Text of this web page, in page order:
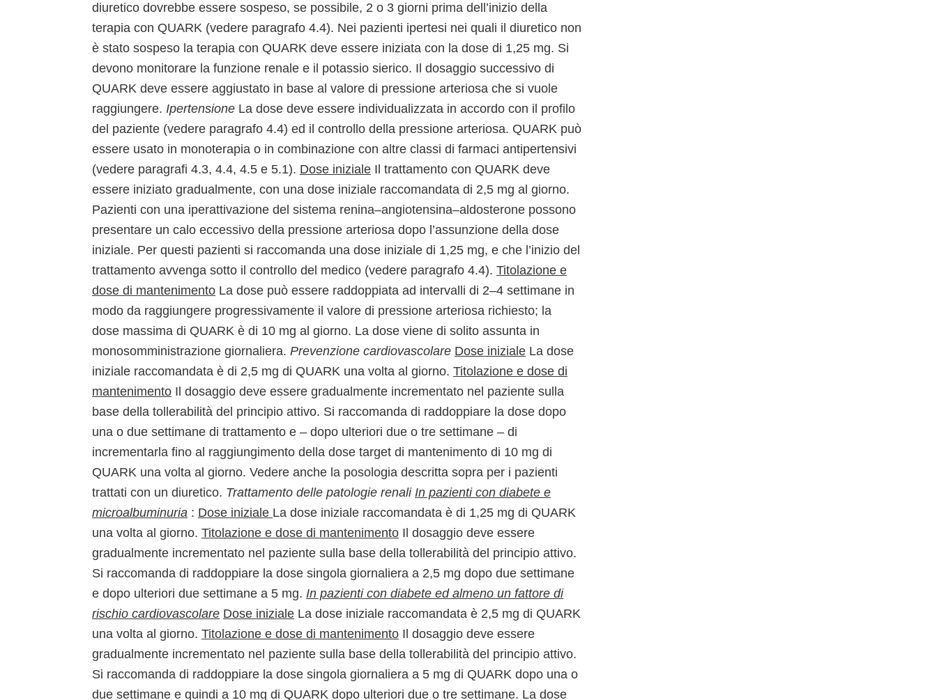
diuretico dovrebbe essere sospeso, se possibile, 2 o 3 giorni prima dell’inizio della
terapia con QUARK (vedere paragrafo 4.4). Nei pazienti ipertesi nei quali il diuretico non
è stato sospeso la terapia con QUARK deve essere iniziata con la dose di 1,25 mg. Si
devono monitorare la funzione renale e il potassio sierico. Il dosaggio successivo di
QUARK deve essere aggiustato in base al valore di pressione arteriosa che si vuole
raggiungere. Ipertensione La dose deve essere individualizzata in accordo con il profilo
del paziente (vedere paragrafo 4.4) ed il controllo della pressione arteriosa. QUARK può
essere usato in monoterapia o in combinazione con altre classi di farmaci antipertensivi
(vedere paragrafi 4.3, 4.4, 4.5 e 5.1). Dose iniziale Il trattamento con QUARK deve
essere iniziato gradualmente, con una dose iniziale raccomandata di 2,5 mg al giorno.
Pazienti con una iperattivazione del sistema renina–angiotensina–aldosterone possono
presentare un calo eccessivo della pressione arteriosa dopo l’assunzione della dose
iniziale. Per questi pazienti si raccomanda una dose iniziale di 1,25 mg, e che l’inizio del
trattamento avvenga sotto il controllo del medico (vedere paragrafo 4.4). Titolazione e
dose di mantenimento La dose può essere raddoppiata ad intervalli di 2–4 settimane in
modo da raggiungere progressivamente il valore di pressione arteriosa richiesto; la
dose massima di QUARK è di 10 mg al giorno. La dose viene di solito assunta in
monosomministrazione giornaliera. Prevenzione cardiovascolare Dose iniziale La dose
iniziale raccomandata è di 2,5 mg di QUARK una volta al giorno. Titolazione e dose di
mantenimento Il dosaggio deve essere gradualmente incrementato nel paziente sulla
base della tollerabilità del principio attivo. Si raccomanda di raddoppiare la dose dopo
una o due settimane di trattamento e – dopo ulteriori due o tre settimane – di
incrementarla fino al raggiungimento della dose target di mantenimento di 10 mg di
QUARK una volta al giorno. Vedere anche la posologia descritta sopra per i pazienti
trattati con un diuretico. Trattamento delle patologie renali In pazienti con diabete e
microalbuminuria : Dose iniziale La dose iniziale raccomandata è di 1,25 mg di QUARK
una volta al giorno. Titolazione e dose di mantenimento Il dosaggio deve essere
gradualmente incrementato nel paziente sulla base della tollerabilità del principio attivo.
Si raccomanda di raddoppiare la dose singola giornaliera a 2,5 mg dopo due settimane
e dopo ulteriori due settimane a 5 mg. In pazienti con diabete ed almeno un fattore di
rischio cardiovascolare Dose iniziale La dose iniziale raccomandata è 2,5 mg di QUARK
una volta al giorno. Titolazione e dose di mantenimento Il dosaggio deve essere
gradualmente incrementato nel paziente sulla base della tollerabilità del principio attivo.
Si raccomanda di raddoppiare la dose singola giornaliera a 5 mg di QUARK dopo una o
due settimane e quindi a 10 mg di QUARK dopo ulteriori due o tre settimane. La dose